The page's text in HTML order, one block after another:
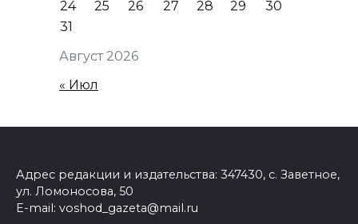
Август 2026
24
25 26 27 28 29
30
31
« Июл
Адрес редакции и издательства: 347430, с. Заветное,
ул. Ломоносова, 50
E-mail: voshod_gazeta@mail.ru